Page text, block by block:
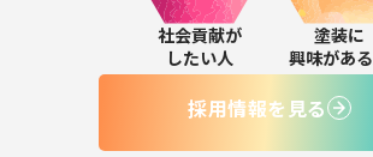
社会貢献が
したい人
塗装に
興味があ
採用情報を見る